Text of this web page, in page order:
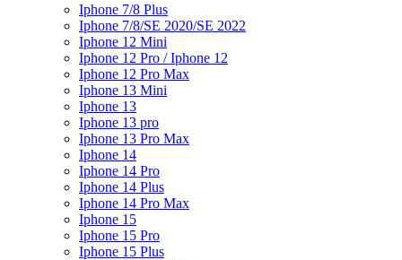
Iphone 7/8 Plus
Iphone 7/8/SE 2020/SE 2022
Iphone 12 Mini
Iphone 12 Pro / Iphone 12
Iphone 12 Pro Max
Iphone 13 Mini
Iphone 13
Iphone 13 pro
Iphone 13 Pro Max
Iphone 14
Iphone 14 Pro
Iphone 14 Plus
Iphone 14 Pro Max
Iphone 15
Iphone 15 Pro
Iphone 15 Plus